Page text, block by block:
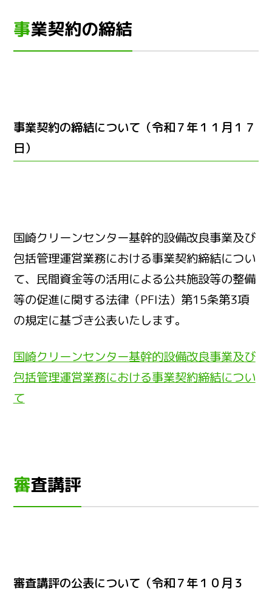
事業契約の締結
事業契約の締結について（令和７年１１月１７
日）
国崎クリーンセンター基幹的設備改良事業及び
包括管理運営業務における事業契約締結につい
て、民間資金等の活用による公共施設等の整備
等の促進に関する法律（PFI法）第15条第3項
の規定に基づき公表いたします。
国崎クリーンセンター基幹的設備改良事業及び
包括管理運営業務における事業契約締結につい
て
審査講評
審査講評の公表について（令和７年１０月３